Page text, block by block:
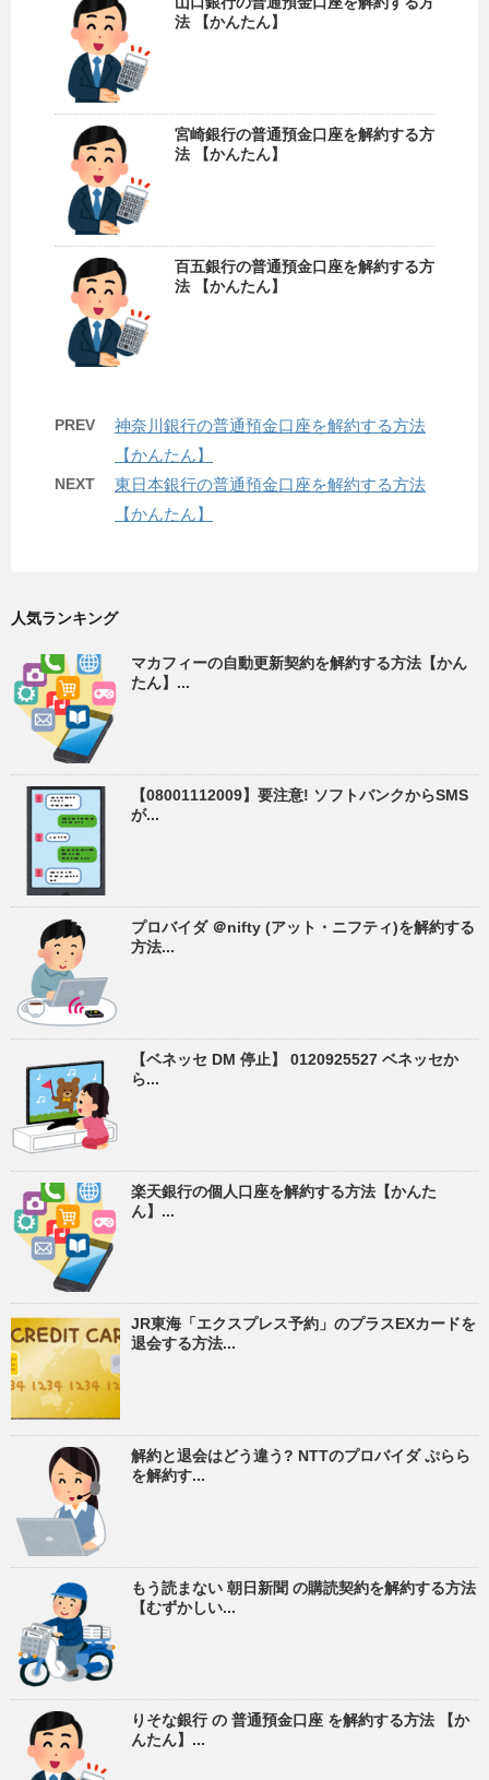
法 【かんたん】
宮崎銀行の普通預金口座を解約する方
法 【かんたん】
百五銀行の普通預金口座を解約する方
法 【かんたん】
PREV
神奈川銀行の普通預金口座を解約する方法
【かんたん】
NEXT
東日本銀行の普通預金口座を解約する方法
【かんたん】
人気ランキング
マカフィーの自動更新契約を解約する方法【かん
たん】...
【08001112009】要注意! ソフトバンクからSMS
が...
プロバイダ ＠nifty (アット・ニフティ)を解約する
方法...
【ベネッセ DM 停止】 0120925527 ベネッセか
ら...
楽天銀行の個人口座を解約する方法【かんた
ん】...
JR東海「エクスプレス予約」のプラスEXカードを
退会する方法...
解約と退会はどう違う? NTTのプロバイダ ぷらら
を解約す...
もう読まない 朝日新聞 の購読契約を解約する方法
【むずかしい...
りそな銀行 の 普通預金口座 を解約する方法 【か
んたん】...